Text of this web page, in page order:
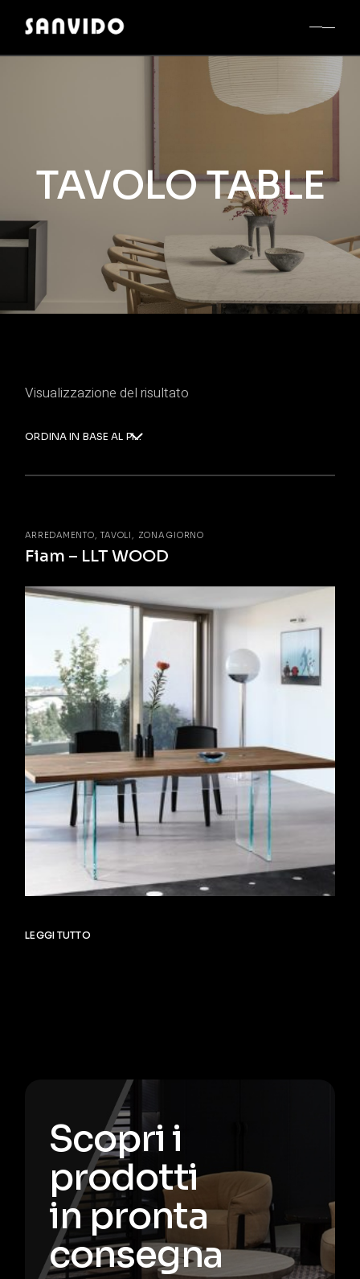
TAVOLO TABLE
Visualizzazione del risultato
ORDINA IN BASE AL PIÙ RECENTE
LEGGI TUTTO
ARREDAMENTO TAVOLI ZONA GIORNO
Fiam – LLT WOOD
Scopri i
prodotti
in pronta
consegna